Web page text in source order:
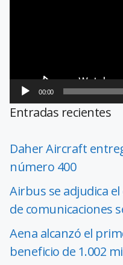
00:00
Entradas recientes
Daher Aircraft
número 400
Airbus se adjudica
de comunicaciones
Aena alcanzó el
beneficio de 1.002